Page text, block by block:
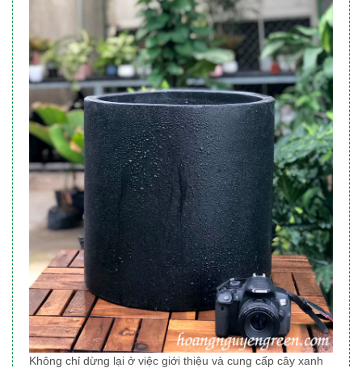
Không chỉ dừng lại ở việc giới thiệu và cung cấp cây xanh